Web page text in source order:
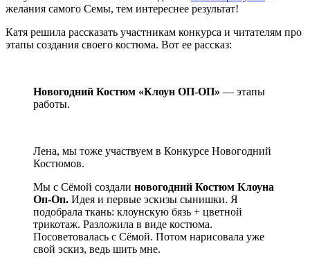
желания самого Семы, тем интереснее результат!
Катя решила рассказать участникам конкурса и читателям про
этапы создания своего костюма. Вот ее рассказ:
Новогодний Костюм «Клоун ОП-ОП» — этапы
работы.
Лена, мы тоже участвуем в Конкурсе Новогодний
Костюмов.
Мы с Сёмой создали новогодний Костюм Клоуна
Оп-Оп. Идея и первые эскизы сынишки. Я
подобрала ткань: клоунскую бязь + цветной
трикотаж. Разложила в виде костюма.
Посоветовалась с Сёмой. Потом нарисовала уже
свой эскиз, ведь шить мне.